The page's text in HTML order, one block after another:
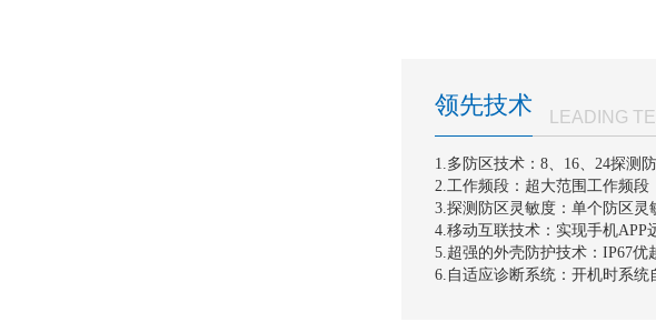
领先技术 LEADING
1.多防区技术：8、16、24探测
2.工作频段：超大范围工作频段
3.探测防区灵敏度：单个防区灵
4.移动互联技术：实现手机APP
5.超强的外壳防护技术：IP67优
6.自适应诊断系统：开机时系统